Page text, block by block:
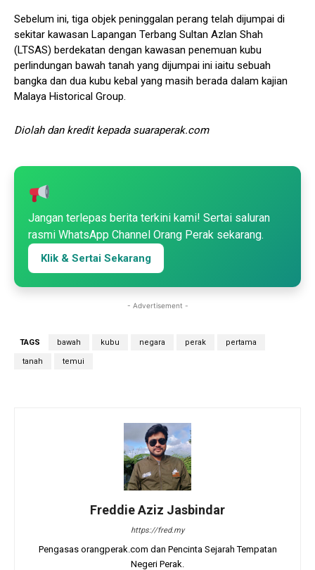
Sebelum ini, tiga objek peninggalan perang telah dijumpai di
sekitar kawasan Lapangan Terbang Sultan Azlan Shah
(LTSAS) berdekatan dengan kawasan penemuan kubu
perlindungan bawah tanah yang dijumpai ini iaitu sebuah
bangka dan dua kubu kebal yang masih berada dalam kajian
Malaya Historical Group.
Diolah dan kredit kepada suaraperak.com
Jangan terlepas berita terkini kami! Sertai saluran
rasmi WhatsApp Channel Orang Perak sekarang.
Klik & Sertai Sekarang
- Advertisement -
TAGS bawah kubu negara perak pertama
tanah temui
Freddie Aziz Jasbindar
https://fred.my
Pengasas orangperak.com dan Pencinta Sejarah Tempatan
Negeri Perak.